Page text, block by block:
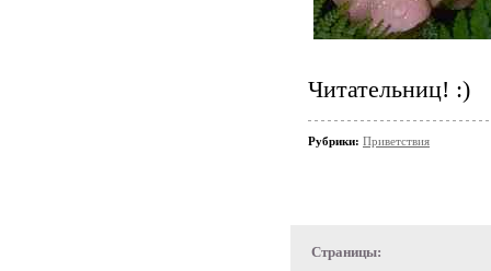
Читательниц! :)
Рубрики: Приветствия
Страницы: